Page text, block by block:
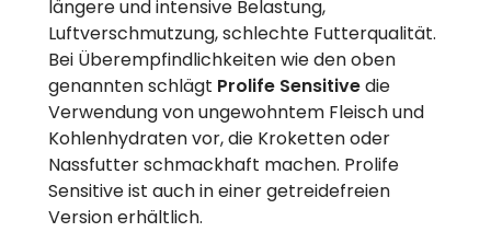
längere und intensive Belastung,
Luftverschmutzung, schlechte Futterqualität.
Bei Überempfindlichkeiten wie den oben
genannten schlägt Prolife Sensitivedie
Verwendung von ungewohntem Fleisch und
Kohlenhydraten vor, die Kroketten oder
Nassfutter schmackhaft machen. Prolife
Sensitive ist auch in einer getreidefreien
Version erhältlich.